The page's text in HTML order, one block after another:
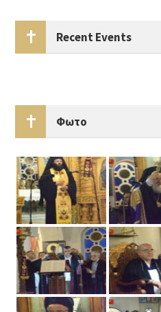
Recent Events
Φωτο